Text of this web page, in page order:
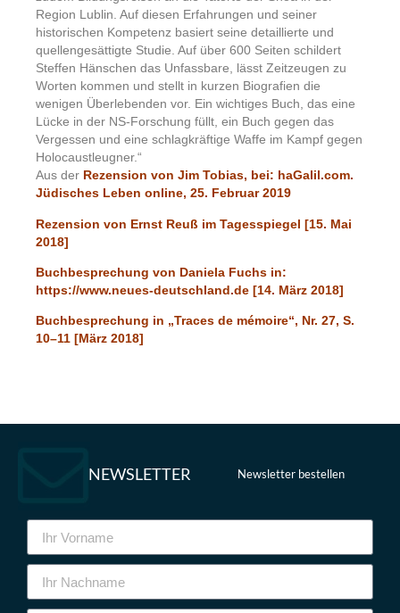
Region Lublin. Auf diesen Erfahrungen und seiner
historischen Kompetenz basiert seine detaillierte und
quellengesättigte Studie. Auf über 600 Seiten schildert
Steffen Hänschen das Unfassbare, lässt Zeitzeugen zu
Worten kommen und stellt in kurzen Biografien die
wenigen Überlebenden vor. Ein wichtiges Buch, das eine
Lücke in der NS-Forschung füllt, ein Buch gegen das
Vergessen und eine schlagkräftige Waffe im Kampf gegen
Holocaustleugner.“
Aus der Rezension von Jim Tobias, bei: haGalil.com.
Jüdisches Leben online, 25. Februar 2019
Rezension von Ernst Reuß im Tagesspiegel [15. Mai
2018]
Buchbesprechung von Daniela Fuchs in:
https://www.neues-deutschland.de [14. März 2018]
Buchbesprechung in „Traces de mémoire“, Nr. 27, S.
10–11 [März 2018]
NEWSLETTER Newsletter bestellen